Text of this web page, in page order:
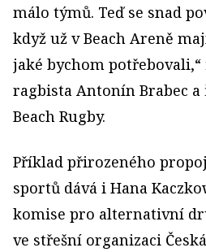
málo týmů. Teď se snad
když už v Beach Areně
jaké bychom
ragbista Antonín Brabec a
Beach Rugby.
Příklad přirozeného
sportů dává i Hana
komise pro alternativní
ve střešní organizaci